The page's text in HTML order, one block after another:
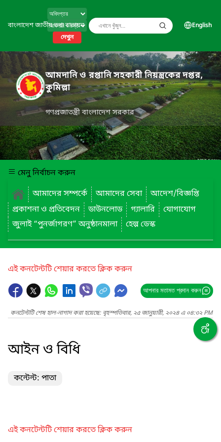
বাংলাদেশ জাতীয় তথ্য বাতায়ন
দেখুন
English
আমদানি ও রপ্তানি সহকারী নিয়ন্ত্রকের দপ্তর,
কুমিল্লা
গণপ্রজাতন্ত্রী বাংলাদেশ সরকার
মেনু নির্বাচন করুন
আমাদের সম্পর্কে
আমাদের সেবা
আদেশ/বিজ্ঞপ্তি
প্রকাশনা ও প্রতিবেদন
ডাউনলোড গ্যালারি
যোগাযোগ
জুলাই “পুনর্জাগরণ” অনুষ্ঠানমালা
হেল্প ডেস্ক
এই কনটেন্টটি শেয়ার করতে ক্লিক করুন
আপনার মতামত প্রদান করুন
কনটেন্টটি শেষ হাল-নাগাদ করা হয়েছে: বৃহস্পতিবার, ২৫ জানুয়ারী, ২০২৪ এ ০৪:৩২ PM
আইন ও বিধি
কন্টেন্ট: পাতা
এই কনটেন্টটি শেয়ার করতে ক্লিক করুন